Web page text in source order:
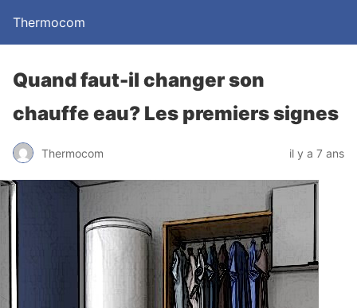
Thermocom
Quand faut-il changer son
chauffe eau? Les premiers signes
Thermocom il y a 7 ans